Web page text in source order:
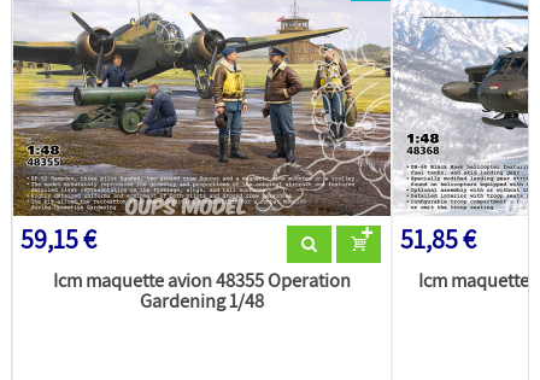
59,15 €
Icm maquette avion 48355 Operation
Gardening 1/48
51,85 €
Icm maquette